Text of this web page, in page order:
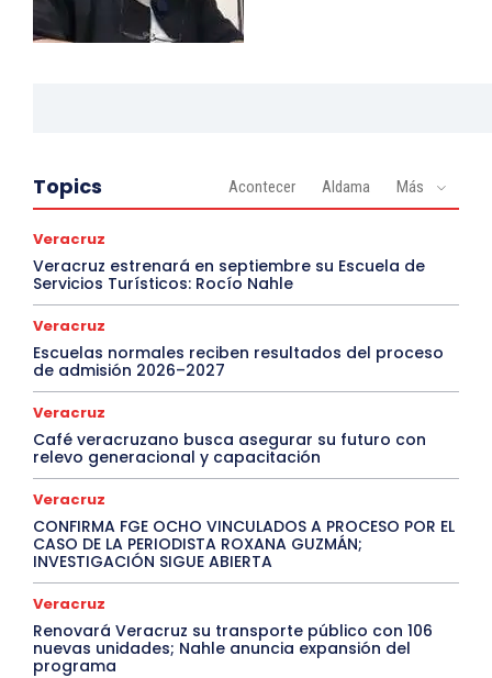
Topics Acontecer Aldama Más
Veracruz
Veracruz estrenará en septiembre su Escuela de
Servicios Turísticos: Rocío Nahle
Veracruz
Escuelas normales reciben resultados del proceso
de admisión 2026–2027
Veracruz
Café veracruzano busca asegurar su futuro con
relevo generacional y capacitación
Veracruz
CONFIRMA FGE OCHO VINCULADOS A PROCESO POR EL
CASO DE LA PERIODISTA ROXANA GUZMÁN;
INVESTIGACIÓN SIGUE ABIERTA
Veracruz
Renovará Veracruz su transporte público con 106
nuevas unidades; Nahle anuncia expansión del
programa